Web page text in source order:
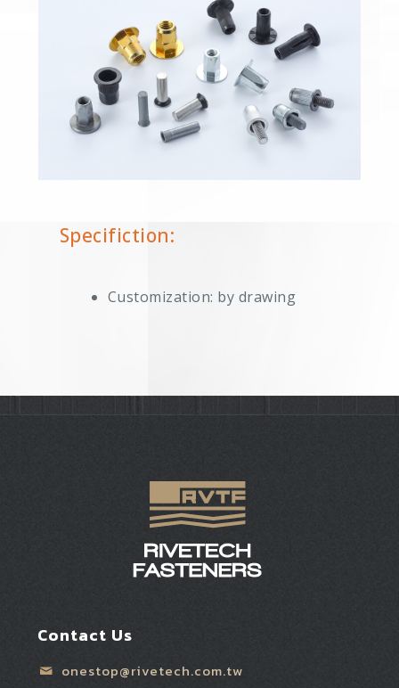
Specifiction:
Customization: by drawing
Contact Us
onestop@rivetech.com.tw